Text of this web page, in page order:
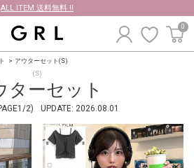
ALL ITEM 送料無料 !!
0
アウターセット(S)
ターセット
(S)
2) UPDATE: 2026.08.01